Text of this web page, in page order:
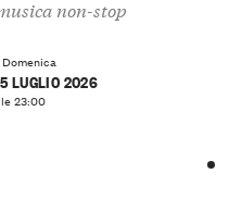
non-stop
LUGLIO 2026
23:00